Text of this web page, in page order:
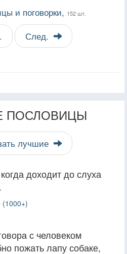
и поговорки, 152 шт.
След.
ПОСЛОВИЦЫ
лучшие
доходит до слуха
(1000+)
с человеком
пожать лапу собаке,